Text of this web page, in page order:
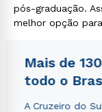
pós-graduação.
melhor opção
Mais de
todo o
A Cruzeiro do
Estou de
autorizo que
envio de